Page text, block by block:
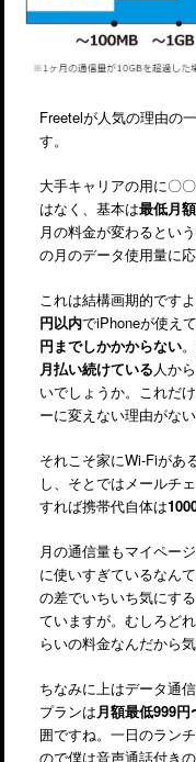
Freetelが人気の理由の
す。
大手キャリアの用に〇
はなく、基本は最低月
月の料金が変わるとい
の月のデータ使用量に
これは結構画期的です
円以内でiPhoneが使え
円までしかかからない
月払い続けている人か
いでしょうか。これだ
ーに変えない理由がない
それこそ家にWi-Fiがあ
し、そとではメールチ
すれば携帯代自体は
月の通信量もマイペー
に使いすぎているなん
の差でいちいち気にす
ていますが。むしろど
らいの料金なんだから
ちなみに上はデータ通
プランは月額最低999円
囲ですね。一日のラン
ので僕は音声通話付き